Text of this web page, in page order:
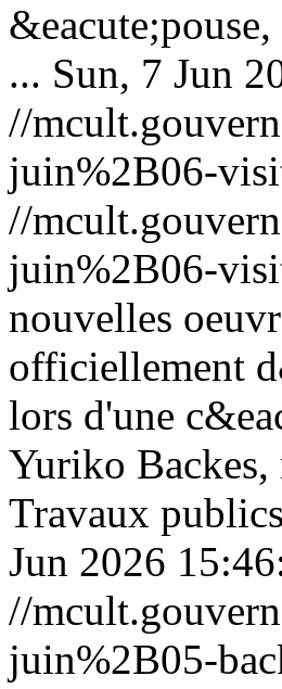
... Sun, 7 Jun
//
juin%2B06-
//
juin%2B06-
nouvelles
officiellement
lors d'une
Yuriko
Travaux
Jun 2026
//
juin%2B05-